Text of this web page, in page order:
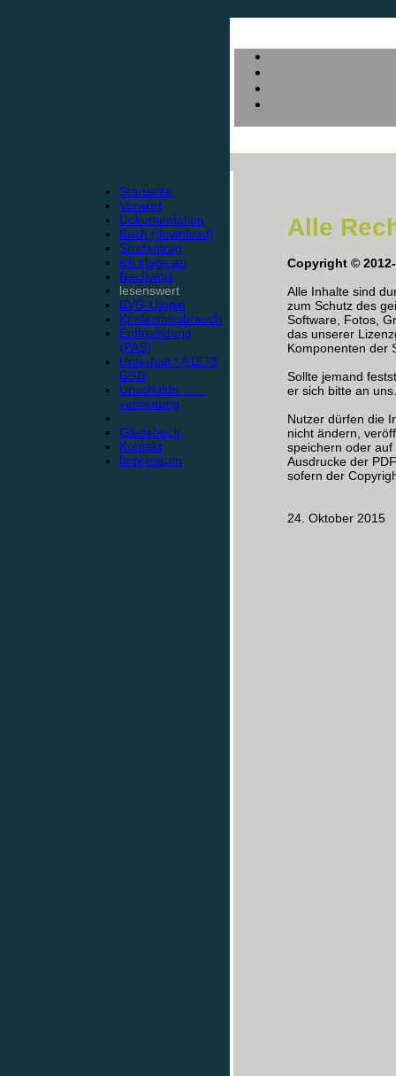
Startseite
Vorwort
Dokumentation
Buch (download)
Strafantrag
ich klage an
Nachwort
lesenswert
BVG-Utopie
Kindesmissbrauch
Entfremdung
(PAS)
Unterhalt * §1579
BGB
Unschulds-
vermutung
Gästebuch
Kontakt
Impressum
Alle
Copyright ©
Alle Inhalte sind
zum Schutz des
Software, Fotos,
das unserer
Komponenten der
Sollte jemand
er sich bitte an uns.
Nutzer dürfen die
nicht ändern,
speichern oder
Ausdrucke der
sofern der
24. Oktober 2015